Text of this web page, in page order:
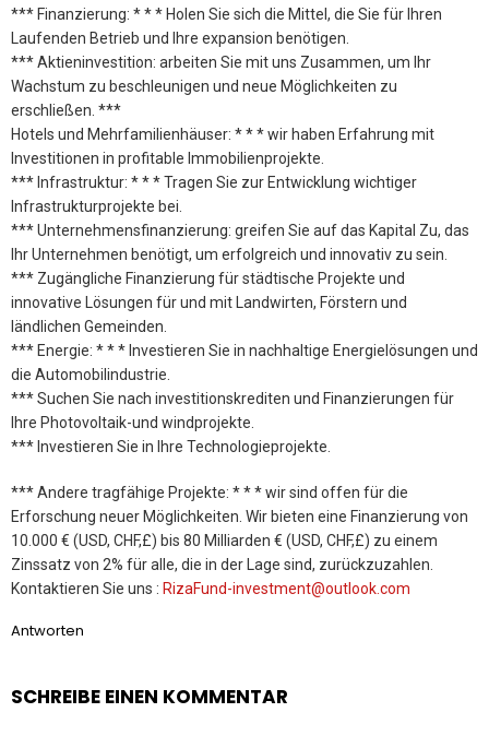
*** Finanzierung: * * * Holen Sie sich die Mittel, die Sie für Ihren
Laufenden Betrieb und Ihre expansion benötigen.
*** Aktieninvestition: arbeiten Sie mit uns Zusammen, um Ihr
Wachstum zu beschleunigen und neue Möglichkeiten zu
erschließen. ***
Hotels und Mehrfamilienhäuser: * * * wir haben Erfahrung mit
Investitionen in profitable Immobilienprojekte.
*** Infrastruktur: * * * Tragen Sie zur Entwicklung wichtiger
Infrastrukturprojekte bei.
*** Unternehmensfinanzierung: greifen Sie auf das Kapital Zu, das
Ihr Unternehmen benötigt, um erfolgreich und innovativ zu sein.
*** Zugängliche Finanzierung für städtische Projekte und
innovative Lösungen für und mit Landwirten, Förstern und
ländlichen Gemeinden.
*** Energie: * * * Investieren Sie in nachhaltige Energielösungen und
die Automobilindustrie.
*** Suchen Sie nach investitionskrediten und Finanzierungen für
Ihre Photovoltaik-und windprojekte.
*** Investieren Sie in Ihre Technologieprojekte.
*** Andere tragfähige Projekte: * * * wir sind offen für die
Erforschung neuer Möglichkeiten. Wir bieten eine Finanzierung von
10.000 € (USD, CHF,£) bis 80 Milliarden € (USD, CHF,£) zu einem
Zinssatz von 2% für alle, die in der Lage sind, zurückzuzahlen.
Kontaktieren Sie uns : RizaFund-investment@outlook.com
Antworten
SCHREIBE EINEN KOMMENTAR